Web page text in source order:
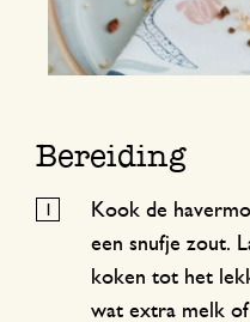
Bereiding
Kook de
een snufje zout.
koken tot het
wat extra melk